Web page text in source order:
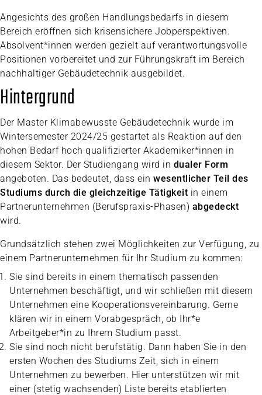
Angesichts des großen Handlungsbedarfs in diesem
Bereich eröffnen sich krisensichere Jobperspektiven.
Absolvent*innen werden gezielt auf verantwortungsvolle
Positionen vorbereitet und zur Führungskraft im Bereich
nachhaltiger Gebäudetechnik ausgebildet.
Hintergrund
Der Master Klimabewusste Gebäudetechnik wurde im
Wintersemester 2024/25 gestartet als Reaktion auf den
hohen Bedarf hoch qualifizierter Akademiker*innen in
diesem Sektor. Der Studiengang wird in dualer Form
angeboten. Das bedeutet, dass ein wesentlicher Teil des
Studiums durch die gleichzeitige Tätigkeit in einem
Partnerunternehmen (Berufspraxis-Phasen) abgedeckt
wird.
Grundsätzlich stehen zwei Möglichkeiten zur Verfügung, zu
einem Partnerunternehmen für Ihr Studium zu kommen:
Sie sind bereits in einem thematisch passenden
Unternehmen beschäftigt, und wir schließen mit diesem
Unternehmen eine Kooperationsvereinbarung. Gerne
klären wir in einem Vorabgespräch, ob Ihr*e
Arbeitgeber*in zu Ihrem Studium passt.
Sie sind noch nicht berufstätig. Dann haben Sie in den
ersten Wochen des Studiums Zeit, sich in einem
Unternehmen zu bewerben. Hier unterstützen wir mit
einer (stetig wachsenden) Liste bereits etablierten